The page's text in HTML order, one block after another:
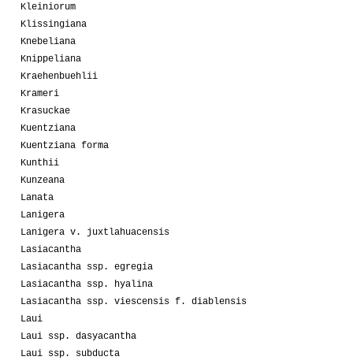
Kleiniorum
Klissingiana
Knebeliana
Knippeliana
Kraehenbuehlii
Krameri
Krasuckae
Kuentziana
Kuentziana forma
Kunthii
Kunzeana
Lanata
Lanigera
Lanigera v. juxtlahuacensis
Lasiacantha
Lasiacantha ssp. egregia
Lasiacantha ssp. hyalina
Lasiacantha ssp. viescensis f. diablensis
Laui
Laui ssp. dasyacantha
Laui ssp. subducta